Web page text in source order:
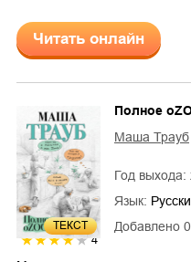
Читать онлайн
ТЕКСТ
4
Добавлено
Полное
Маша Трауб
Год выхода:
Язык: